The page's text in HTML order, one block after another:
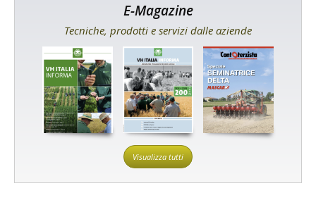
E-Magazine
Tecniche, prodotti e servizi dalle aziende
Visualizza tutti